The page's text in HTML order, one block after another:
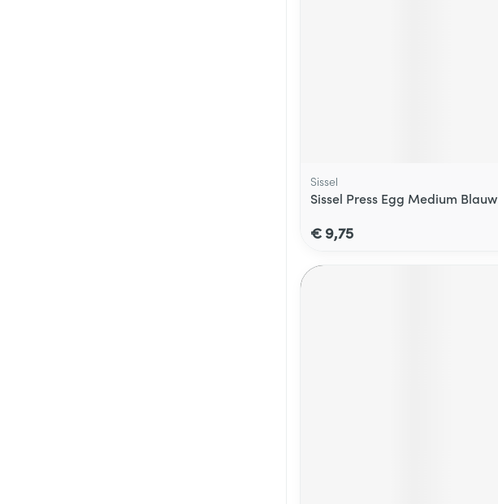
Sissel
Sissel Press Egg Medium Blauw
€ 9,75